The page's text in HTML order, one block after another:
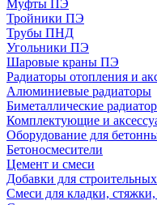
Муфты ПЭ
Тройники ПЭ
Трубы ПНД
Угольники ПЭ
Шаровые краны ПЭ
Радиаторы отопления и
Алюминиевые радиаторы
Биметаллические
Комплектующие и
Оборудование для
Бетоносмесители
Цемент и смеси
Добавки для
Смеси для кладки,